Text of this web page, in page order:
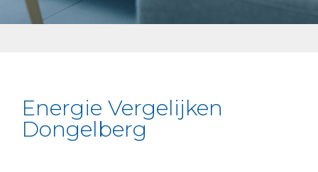
Energie Vergelijken
Dongelberg